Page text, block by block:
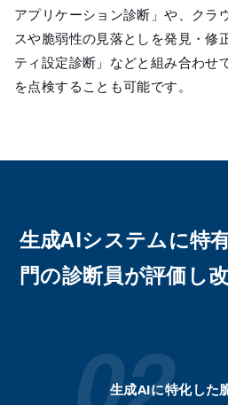
アプリケーション診断」や、クラ
スや脆弱性の見落としを発見・修
ティ設定診断」などと組み合わせ
を点検することも可能です。
生成AIシステムに特
門の診断員が評価し
生成AIに特化した